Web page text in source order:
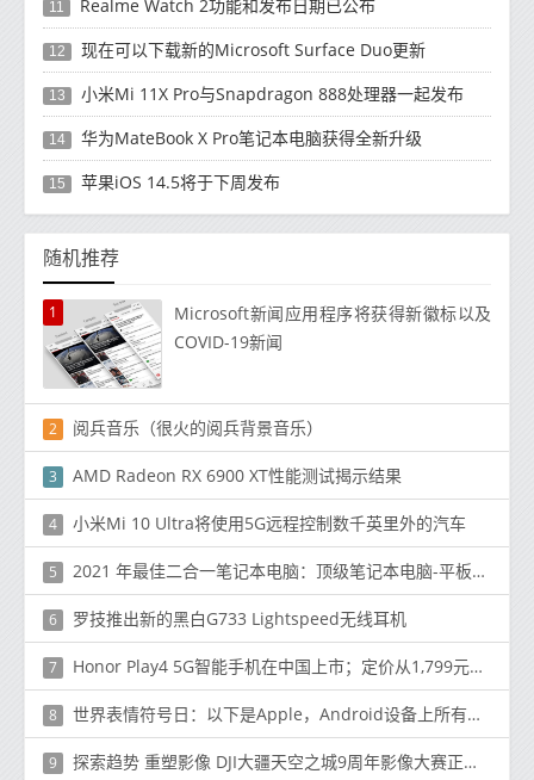
11 Realme Watch 2功能和发布日期已公布
12 现在可以下载新的Microsoft Surface Duo更新
13 小米Mi 11X Pro与Snapdragon 888处理器一起发布
14 华为MateBook X Pro笔记本电脑获得全新升级
15 苹果iOS 14.5将于下周发布
随机推荐
1
Microsoft新闻应用程序将获得新徽标以及
COVID-19新闻
2 阅兵音乐（很火的阅兵背景音乐）
3 AMD Radeon RX 6900 XT性能测试揭示结果
4 小米Mi 10 Ultra将使用5G远程控制数千英里外的汽车
5 2021 年最佳二合一笔记本电脑：顶级笔记本电脑-平板电脑混合体
6 罗技推出新的黑白G733 Lightspeed无线耳机
7 Honor Play4 5G智能手机在中国上市；定价从1,799元（225美元）开始
8 世界表情符号日：以下是Apple，Android设备上所有新的表情符号
9 探索趋势 重塑影像 DJI大疆天空之城9周年影像大赛正式启动